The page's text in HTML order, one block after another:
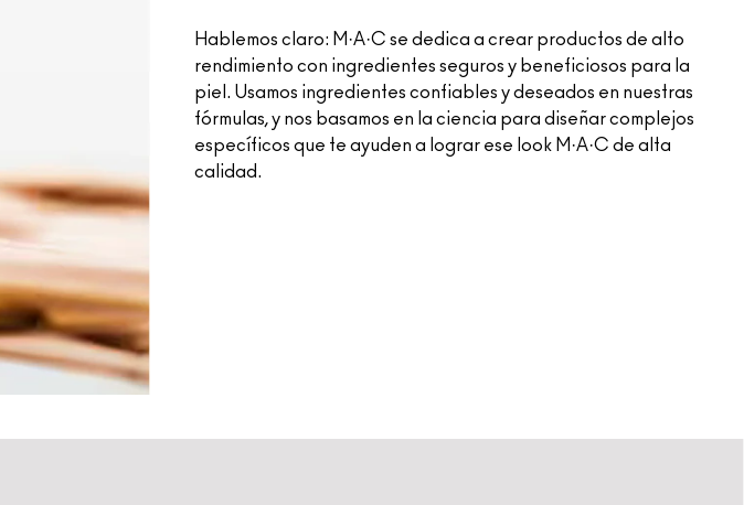
Hablemos claro: M·A·C se dedica a crear productos de alto
rendimiento con ingredientes seguros y beneficiosos para la
piel. Usamos ingredientes confiables y deseados en nuestras
fórmulas, y nos basamos en la ciencia para diseñar complejos
específicos que te ayuden a lograr ese look M·A·C de alta
calidad.